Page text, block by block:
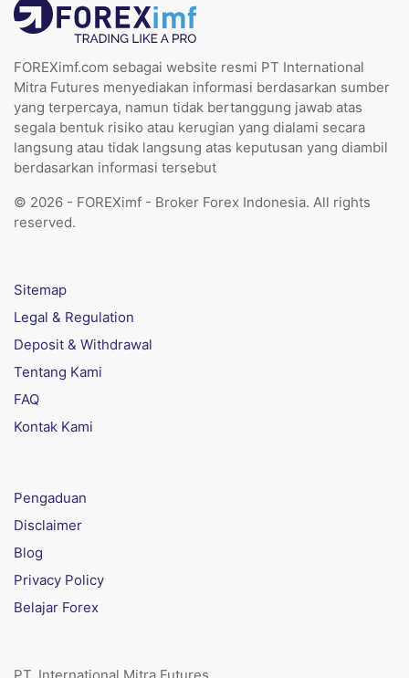
FOREXimf.com sebagai website resmi PT International
Mitra Futures menyediakan informasi berdasarkan sumber
yang terpercaya, namun tidak bertanggung jawab atas
segala bentuk risiko atau kerugian yang dialami secara
langsung atau tidak langsung atas keputusan yang diambil
berdasarkan informasi tersebut
© 2026 - FOREXimf - Broker Forex Indonesia. All rights
reserved.
Sitemap
Legal & Regulation
Deposit & Withdrawal
Tentang Kami
FAQ
Kontak Kami
Pengaduan
Disclaimer
Blog
Privacy Policy
Belajar Forex